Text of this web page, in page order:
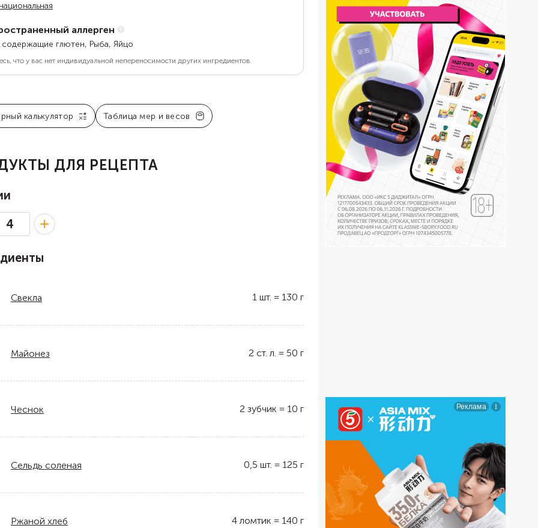
аллерген
содержащие глютен, Рыба, Яйцо
что у вас нет индивидуальной непереносимости других ингредиентов.
калькулятор Таблица мер и весов
ДЛЯ РЕЦЕПТА
Свекла 1 шт. = 130 г
Майонез 2 ст. л. = 50 г
Чеснок 2 зубчик = 10 г
Сельдь соленая 0,5 шт. = 125 г
Ржаной хлеб 4 ломтик = 140 г